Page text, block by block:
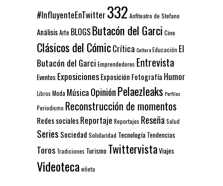
#InfluyenteEnTwitter 332 Anfiteatro de Stefano
AnálisisArte BLOGSButacón del Garci Cine
Clásicos del CómicCrítica CulturaEducación El
Butacón del Garci Emprendedores Entrevista
Eventos ExposicionesExposición Fotografía Humor
Libros Moda Música OpiniónPelaezleaks Perfiles
Periodismo Reconstrucción de momentos
Redes socialesReportaje Reportajes Reseña Salud
Series Sociedad Solidaridad Tecnología Tendencias
Toros Tradiciones Turismo TwittervistaViajes
Videoteca viñeta